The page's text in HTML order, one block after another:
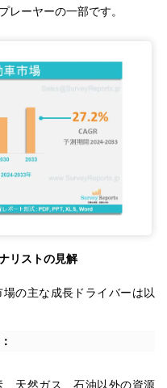
ーヤーの一部です。
リストの見解
の主な成長ドライバーは以
天然ガス、石油以外の資源